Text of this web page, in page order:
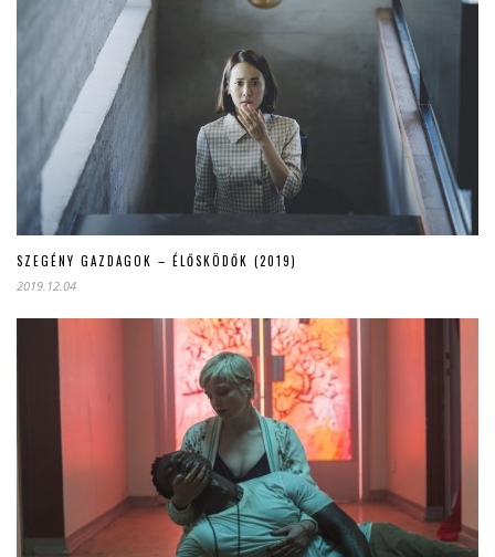
SZEGÉNY GAZDAGOK – ÉLŐSKÖDŐK (2019)
2019.12.04